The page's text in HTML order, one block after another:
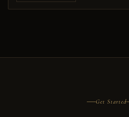
Get Started